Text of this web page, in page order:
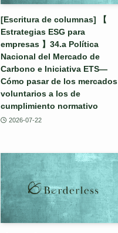
[Escritura de columnas] 【
Estrategias ESG para
empresas 】34.a Política
Nacional del Mercado de
Carbono e Iniciativa ETS—
Cómo pasar de los mercados
voluntarios a los de
cumplimiento normativo
2026-07-22